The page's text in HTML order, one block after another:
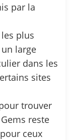
par la
plus
large
dans les
sites
trouver
reste
ceux